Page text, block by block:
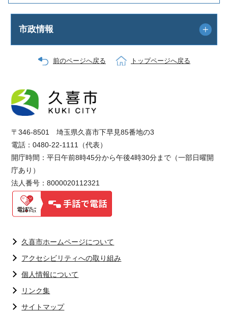
市政情報
前のページへ戻る トップページへ戻る
〒346-8501 埼玉県久喜市下早見85番地の3
電話：0480-22-1111（代表）
開庁時間：平日午前8時45分から午後4時30分まで（一部日曜開
庁あり）
法人番号：8000020112321
久喜市ホームページについて
アクセシビリティへの取り組み
個人情報について
リンク集
サイトマップ